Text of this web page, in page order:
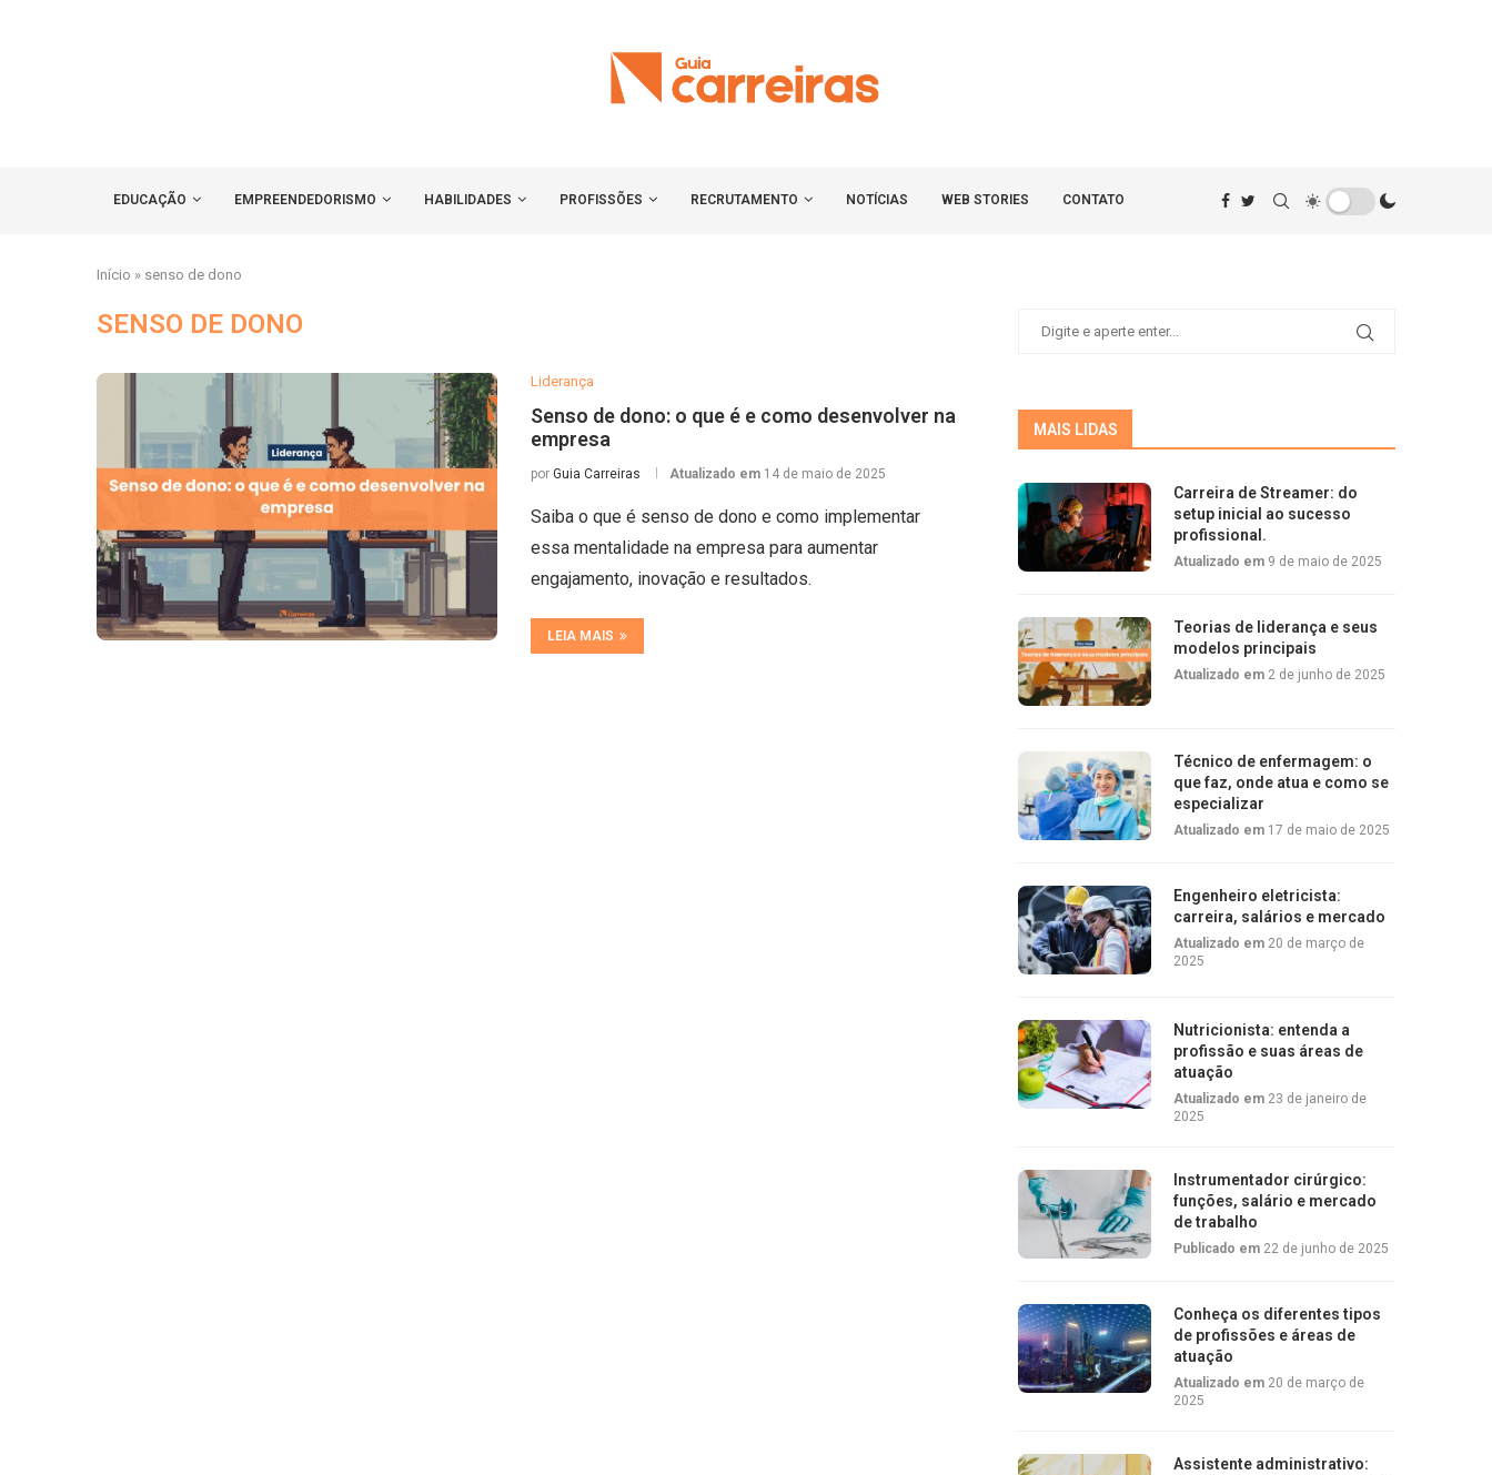
EDUCAÇÃO EMPREENDEDORISMO HABILIDADES PROFISSÕES RECRUTAMENTO NOTÍCIAS WEB STORIES CONTATO
Início » senso de dono
SENSO DE DONO
Liderança
Senso de dono: o que é e como desenvolver na
empresa
por Guia Carreiras Atualizado em 14 de maio de 2025
Saiba o que é senso de dono e como implementar
essa mentalidade na empresa para aumentar
engajamento, inovação e resultados.
LEIA MAIS
MAIS LIDAS
Carreira de Streamer: do
setup inicial ao sucesso
profissional.
Atualizado em 9 de maio de 2025
Teorias de liderança e seus
modelos principais
Atualizado em 2 de junho de 2025
Técnico de enfermagem: o
que faz, onde atua e como se
especializar
Atualizado em 17 de maio de 2025
Engenheiro eletricista:
carreira, salários e mercado
Atualizado em 20 de março de
2025
Nutricionista: entenda a
profissão e suas áreas de
atuação
Atualizado em 23 de janeiro de
2025
Instrumentador cirúrgico:
funções, salário e mercado
de trabalho
Publicado em 22 de junho de 2025
Conheça os diferentes tipos
de profissões e áreas de
atuação
Atualizado em 20 de março de
2025
Assistente administrativo: